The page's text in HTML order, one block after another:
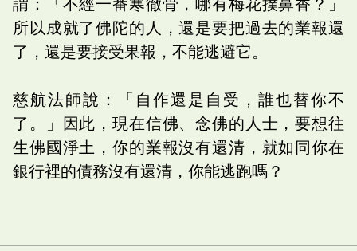
謂：「不經一番寒徹骨，哪有梅花撲鼻香？」
所以成就了佛陀的人，還是要把過去的業報還
了，還是要接受果報，不能逃避它。
慈航法師說：「自作還是自受，誰也替你不
了。」因此，現在信佛、念佛的人士，要想往
生佛國淨土，你的業報沒有還清，就如同你在
銀行裡的債務沒有還清，你能逃跑嗎？